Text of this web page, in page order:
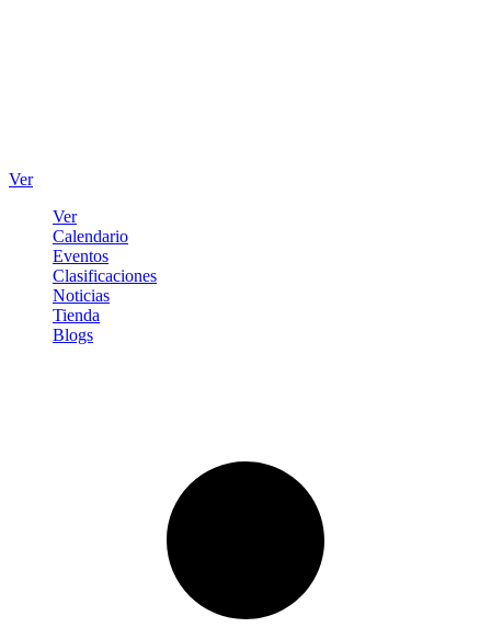
Ver
Ver
Calendario
Eventos
Clasificaciones
Noticias
Tienda
Blogs